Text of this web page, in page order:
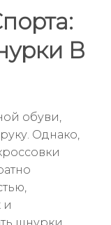
В
обуви,
Однако,
и